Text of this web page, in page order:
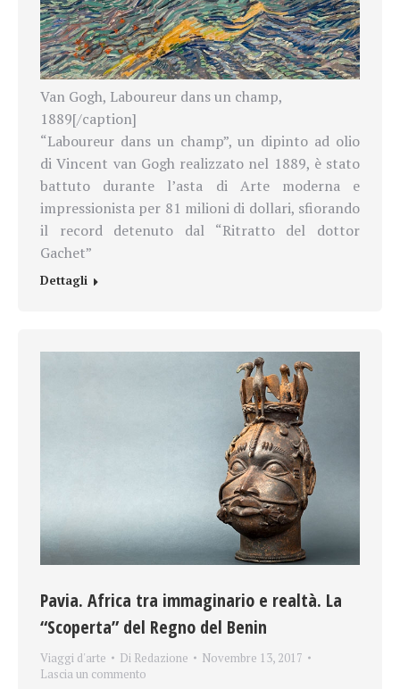
Van Gogh, Laboureur dans un champ,
1889[/caption]
“Laboureur dans un champ”, un dipinto ad olio
di Vincent van Gogh realizzato nel 1889, è stato
battuto durante l’asta di Arte moderna e
impressionista per 81 milioni di dollari, sfiorando
il record detenuto dal “Ritratto del dottor
Gachet”
Dettagli
Pavia. Africa tra immaginario e realtà. La
“Scoperta” del Regno del Benin
Viaggi d'arte Di Redazione
Novembre 13, 2017
Lascia un commento